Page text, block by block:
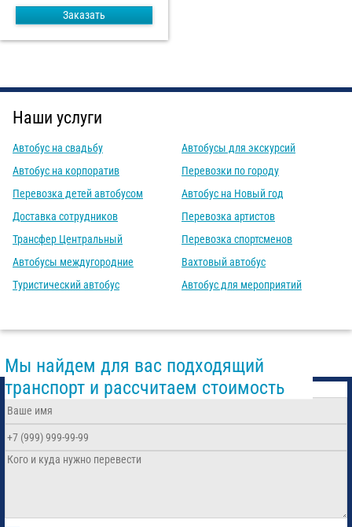
Заказать
Наши услуги
Автобус на свадьбу
Автобус на корпоратив
Перевозка детей автобусом
Доставка сотрудников
Трансфер Центральный
Автобусы междугородние
Туристический автобус
Автобусы для экскурсий
Перевозки по городу
Автобус на Новый год
Перевозка артистов
Перевозка спортсменов
Вахтовый автобус
Автобус для мероприятий
Мы найдем для вас подходящий
транспорт и рассчитаем стоимость